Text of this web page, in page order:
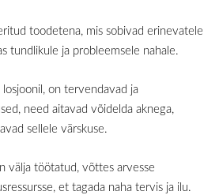
toodetena, mis sobivad erinevatele
tundlikule ja probleemsele nahale.
on tervendavad ja
need aitavad võidelda aknega,
sellele värskuse.
välja töötatud, võttes arvesse
et tagada naha tervis ja ilu.